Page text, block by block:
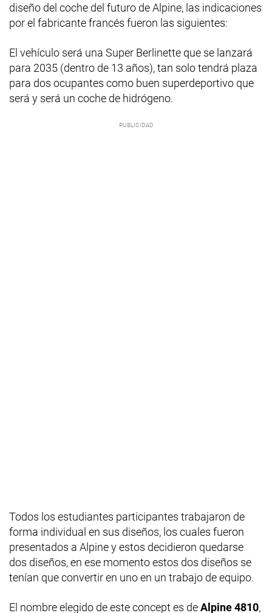
diseño del coche del futuro de Alpine, las indicaciones
por el fabricante francés fueron las siguientes:
El vehículo será una Super Berlinette que se lanzará
para 2035 (dentro de 13 años), tan solo tendrá plaza
para dos ocupantes como buen superdeportivo que
será y será un coche de hidrógeno.
Todos los estudiantes participantes trabajaron de
forma individual en sus diseños, los cuales fueron
presentados a Alpine y estos decidieron quedarse
dos diseños, en ese momento estos dos diseños se
tenían que convertir en uno en un trabajo de equipo.
El nombre elegido de este concept es deAlpine 4810,